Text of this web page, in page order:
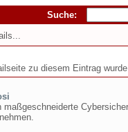
Suche:
zu diesem Eintrag
maßgeschneiderte